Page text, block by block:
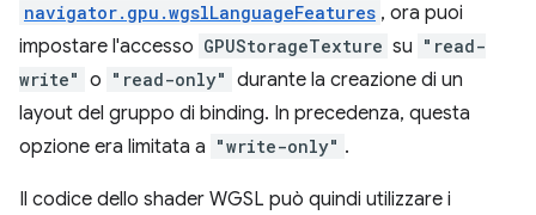
navigator.gpu.wgslLanguageFeatures , ora puoi
impostare l'accesso GPUStorageTexture su "read-
write" o "read-only" durante la creazione di un
layout del gruppo di binding. In precedenza, questa
opzione era limitata a "write-only" .
Il codice dello shader WGSL può quindi utilizzare i